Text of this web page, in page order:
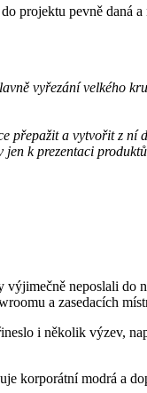
projektu pevně daná
vyřezání velkého
přepažit a vytvořit z ní
k prezentaci
výjimečně neposlali do
a zasedacích
i několik výzev,
korporátní modrá a